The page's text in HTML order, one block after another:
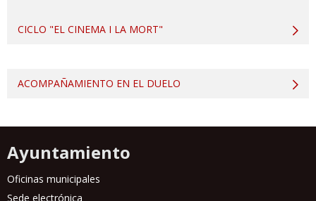
CICLO "EL CINEMA I LA MORT"
ACOMPAÑAMIENTO EN EL DUELO
Ayuntamiento
Oficinas municipales
Sede electrónica